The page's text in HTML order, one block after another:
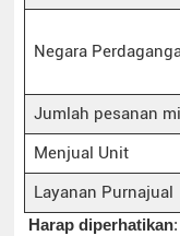
Negara
Jumlah pesanan
Menjual Unit
Layanan Purnajual
Harap diperhatikan